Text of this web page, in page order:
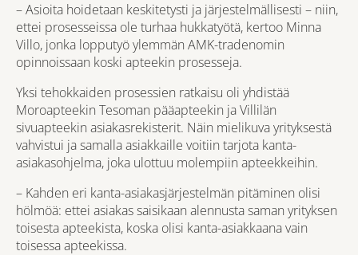
– Asioita hoidetaan keskitetysti ja järjestelmällisesti – niin,
ettei prosesseissa ole turhaa hukkatyötä, kertoo Minna
Villo, jonka lopputyö ylemmän AMK-tradenomin
opinnoissaan koski apteekin prosesseja.
Yksi tehokkaiden prosessien ratkaisu oli yhdistää
Moroapteekin Tesoman pääapteekin ja Villilän
sivuapteekin asiakasrekisterit. Näin mielikuva yrityksestä
vahvistui ja samalla asiakkaille voitiin tarjota kanta-
asiakasohjelma, joka ulottuu molempiin apteekkeihin.
– Kahden eri kanta-asiakasjärjestelmän pitäminen olisi
hölmöä: ettei asiakas saisikaan alennusta saman yrityksen
toisesta apteekista, koska olisi kanta-asiakkaana vain
toisessa apteekissa.